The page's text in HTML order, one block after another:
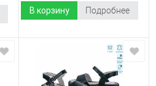
В корзину Подробнее